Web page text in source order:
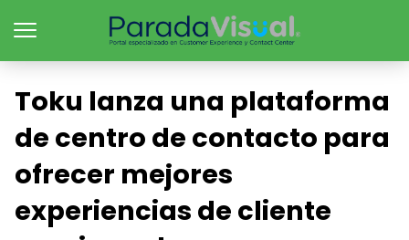
Toku lanza una plataforma
de centro de contacto para
ofrecer mejores
experiencias de cliente